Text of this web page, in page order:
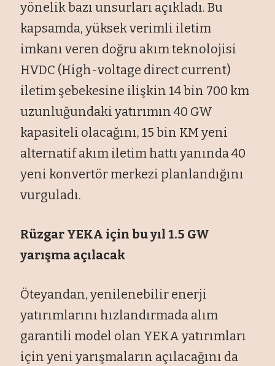
yönelik bazı unsurları açıkladı. Bu
kapsamda, yüksek verimli iletim
imkanı veren doğru akım teknolojisi
HVDC (High-voltage direct current)
iletim şebekesine ilişkin 14 bin 700 km
uzunluğundaki yatırımın 40 GW
kapasiteli olacağını, 15 bin KM yeni
alternatif akım iletim hattı yanında 40
yeni konvertör merkezi planlandığını
vurguladı.
Rüzgar YEKA için bu yıl 1.5 GW
yarışma açılacak
Öteyandan, yenilenebilir enerji
yatırımlarını hızlandırmada alım
garantili model olan YEKA yatırımları
için yeni yarışmaların açılacağını da